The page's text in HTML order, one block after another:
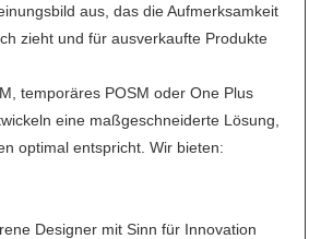
aus, das die Aufmerksamkeit
zieht und für ausverkaufte Produkte
temporäres POSM oder One Plus
eine maßgeschneiderte Lösung,
optimal entspricht. Wir bieten:
Designer mit Sinn für Innovation